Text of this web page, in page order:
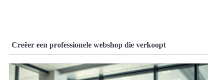
Creëer een professionele webshop die verkoopt